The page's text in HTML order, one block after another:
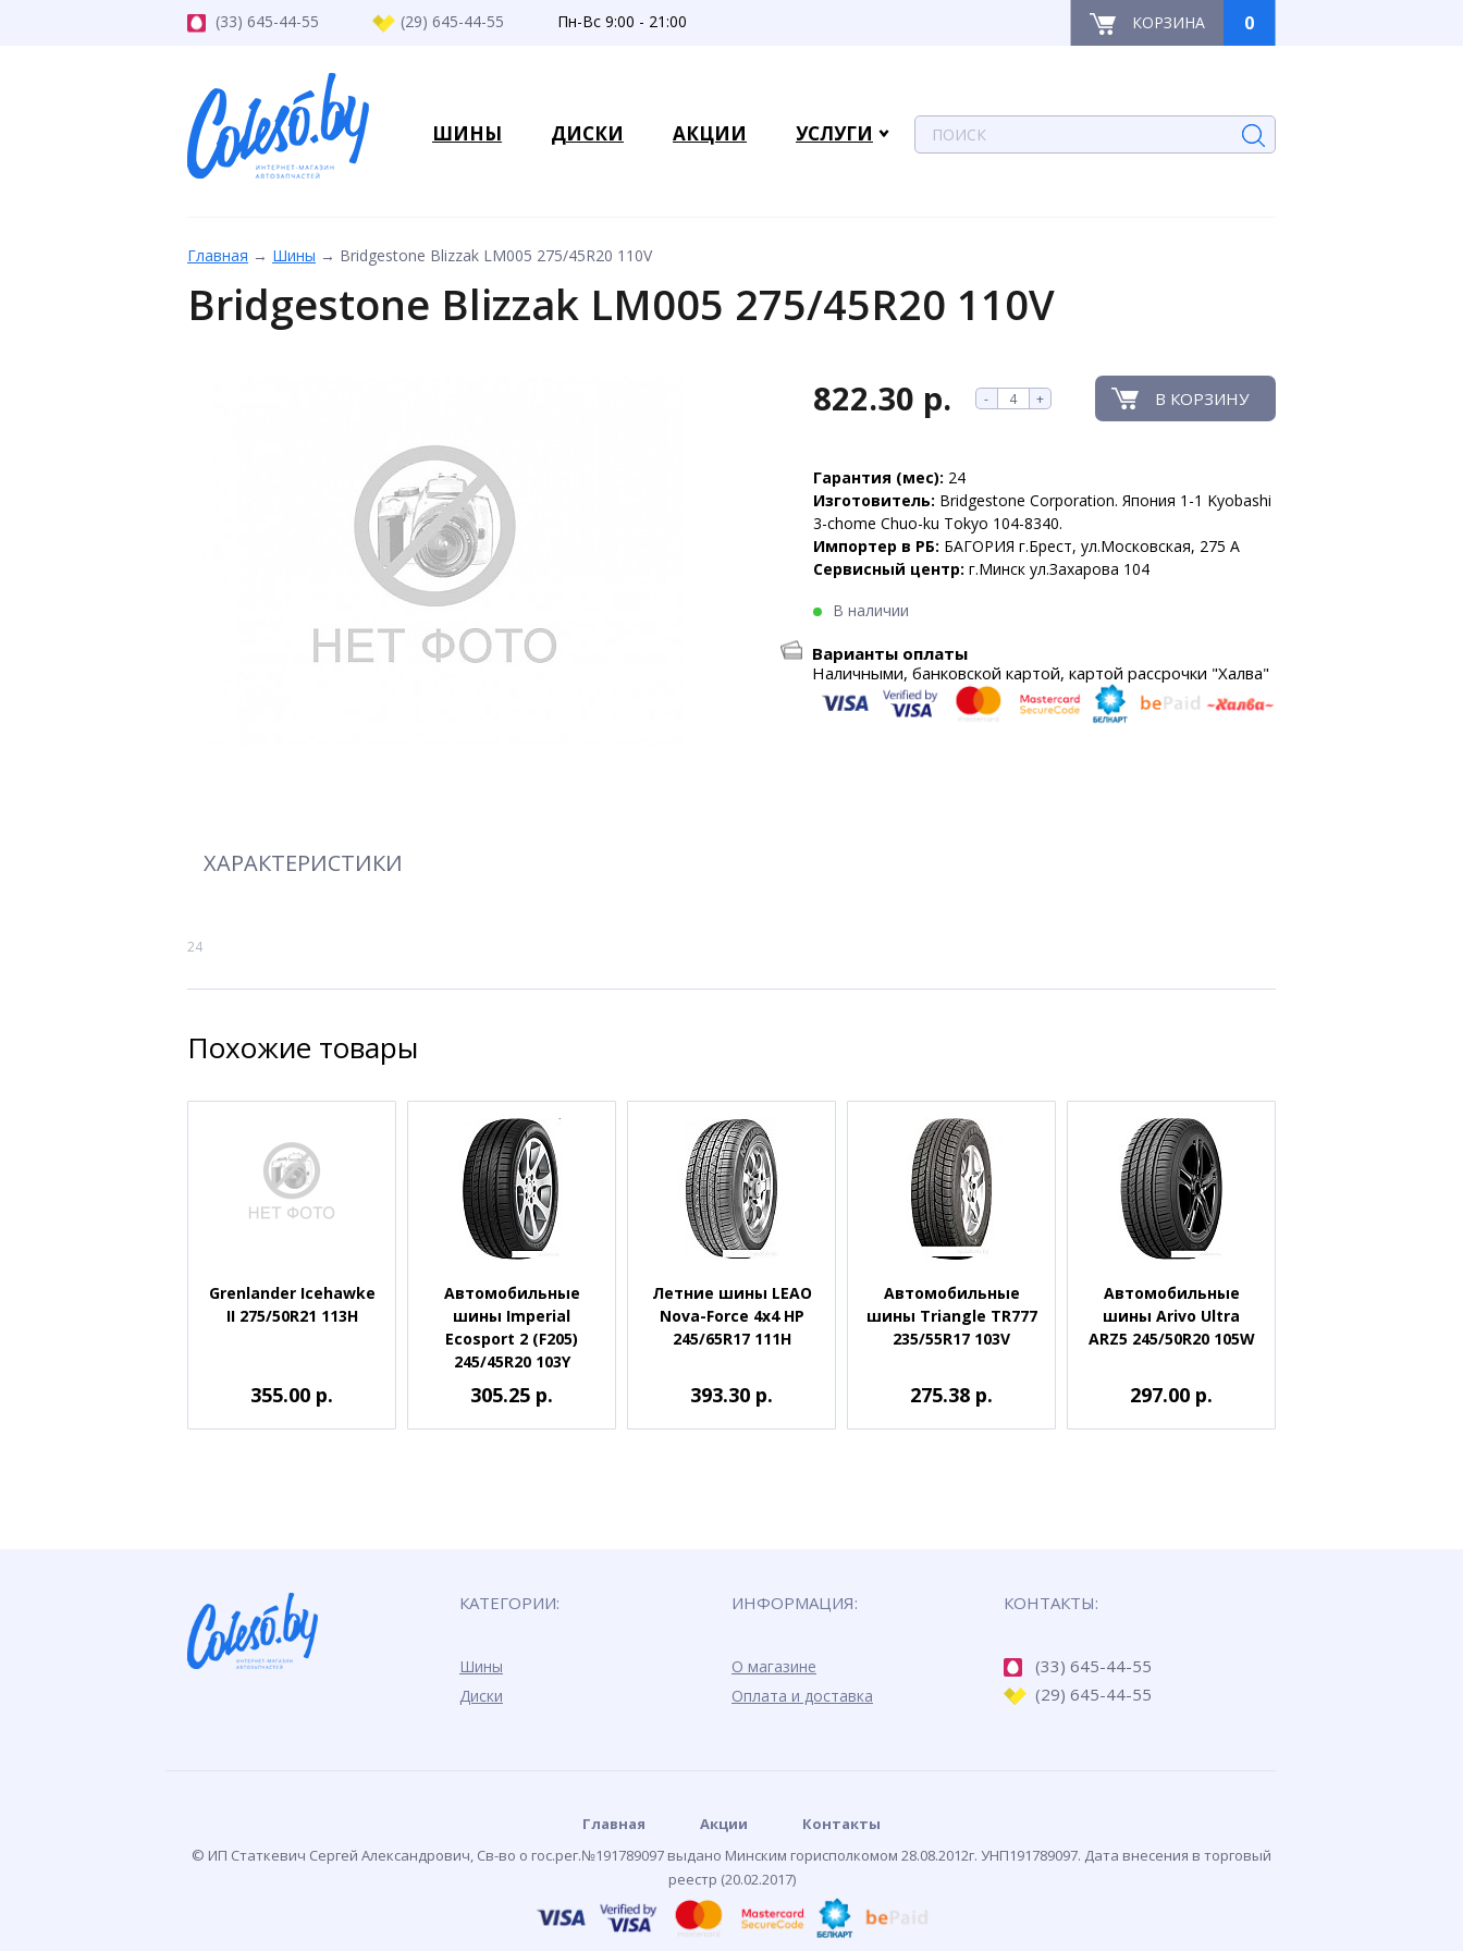
(33) 645-44-55 (29) 645-44-55 Пн-Вс 9:00 - 21:00 КОРЗИНА 0
ШИНЫ ДИСКИ АКЦИИ УСЛУГИ
Главная → Шины → Bridgestone Blizzak LM005 275/45R20 110V
Bridgestone Blizzak LM005 275/45R20 110V
822.30 р. - + В КОРЗИНУ
Гарантия (мес): 24
Изготовитель: Bridgestone Corporation. Япония 1-1 Kyobashi
3-chome Chuo-ku Tokyo 104-8340.
Импортер в РБ: БАГОРИЯ г.Брест, ул.Московская, 275 А
Сервисный центр: г.Минск ул.Захарова 104
В наличии
Варианты оплаты
Наличными, банковской картой, картой рассрочки "Халва"
ХАРАКТЕРИСТИКИ
24
Похожие товары
Grenlander Icehawke
II 275/50R21 113H
355.00 р.
Автомобильные
шины Imperial
Ecosport 2 (F205)
245/45R20 103Y
305.25 р.
Летние шины LEAO
Nova-Force 4x4 HP
245/65R17 111H
393.30 р.
Автомобильные
шины Triangle TR777
235/55R17 103V
275.38 р.
Автомобильные
шины Arivo Ultra
ARZ5 245/50R20 105W
297.00 р.
КАТЕГОРИИ:
Шины
Диски
ИНФОРМАЦИЯ:
О магазине
Оплата и доставка
КОНТАКТЫ:
(33) 645-44-55
(29) 645-44-55
Главная Акции
Контакты
© ИП Статкевич Сергей Александрович, Св-во о гос.рег.№191789097 выдано Минским горисполкомом 28.08.2012г. УНП191789097. Дата внесения в торговый
реестр (20.02.2017)